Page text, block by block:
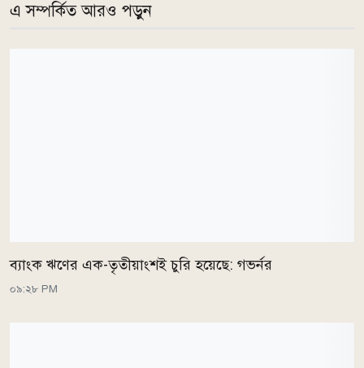
এ সম্পর্কিত আরও পড়ুন
ব্যাংক ঋণের এক-তৃতীয়াংশই চুরি হয়েছে: গভর্নর
০৯:২৮ PM